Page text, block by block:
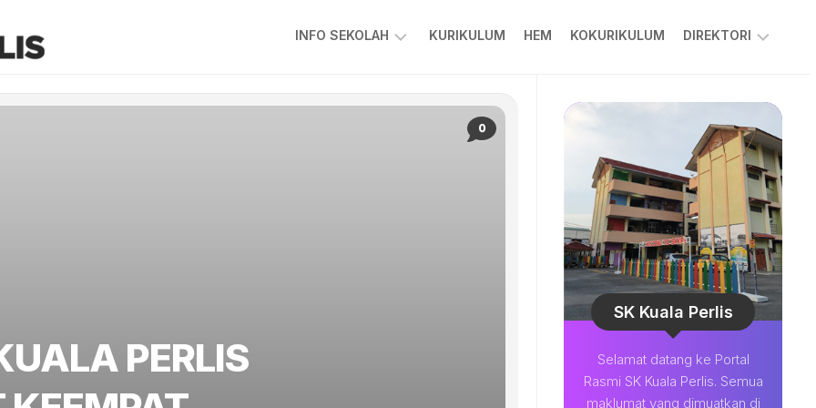
INFO SEKOLAH
&
KURIKULUM HEM KOKURIKULUM DIREKTORI
PIBG
COLARIAN
CHANNEL
MUAT
TURUN
BESTARI
SOALAN
LAZIM
0
PERLIS
SK Kuala Perlis
Selamat datang ke Portal
Rasmi SK Kuala Perlis. Semua
maklumat yang dimuatkan di